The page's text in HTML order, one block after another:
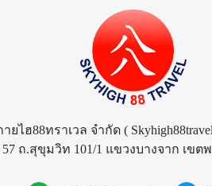
ยไฮ88ทราเวล จำกัด (
ถ.สุขุมวิท 101/1 แขวงบางจาก เขต